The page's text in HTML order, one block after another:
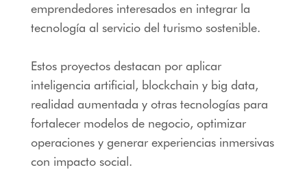
emprendedores interesados en integrar la
tecnología al servicio del turismo sostenible.
Estos proyectos destacan por aplicar
inteligencia artificial, blockchain y big data,
realidad aumentada y otras tecnologías para
fortalecer modelos de negocio, optimizar
operaciones y generar experiencias inmersivas
con impacto social.